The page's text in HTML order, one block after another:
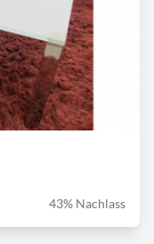
43% Nachlass